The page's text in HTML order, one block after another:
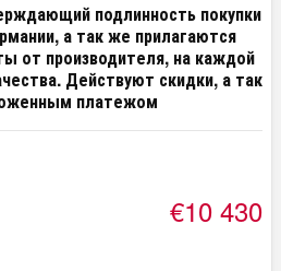
подлинность покупки
а так же прилагаются
от производителя, на каждой
. Действуют скидки, а так
платежом
€10 430